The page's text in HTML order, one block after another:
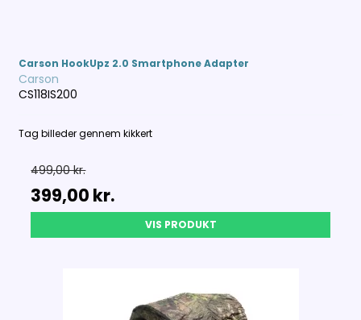
Carson HookUpz 2.0 Smartphone Adapter
Carson
CS118IS200
Tag billeder gennem kikkert
499,00 kr.
399,00 kr.
VIS PRODUKT